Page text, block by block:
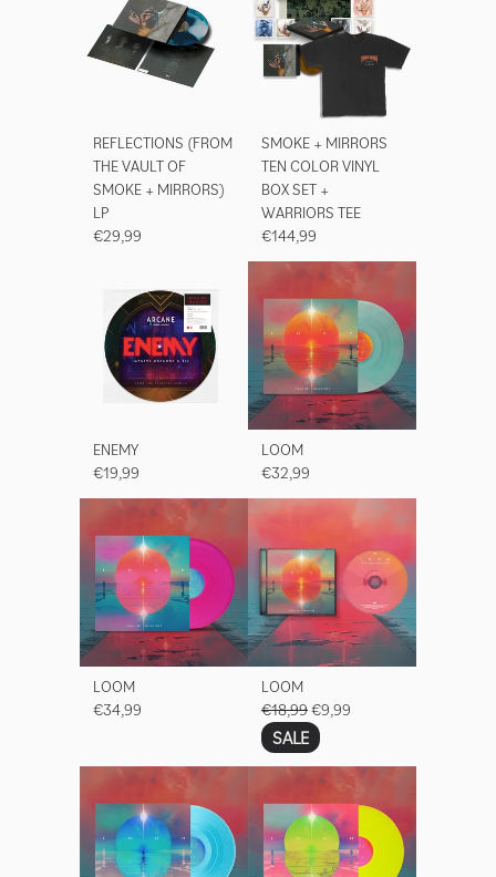
REFLECTIONS (FROM
THE VAULT OF
SMOKE + MIRRORS)
LP
€29,99
SMOKE + MIRRORS
TEN COLOR VINYL
BOX SET +
WARRIORS TEE
€144,99
ENEMY
€19,99
LOOM
€32,99
LOOM
€34,99
LOOM
€18,99€9,99
SALE